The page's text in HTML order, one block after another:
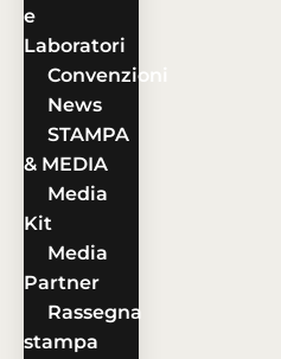
e
Laboratori
Convenzioni
News
STAMPA
& MEDIA
Media
Kit
Media
Partner
Rassegna
stampa